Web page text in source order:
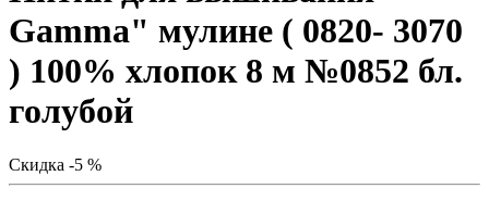
Gamma" мулине ( 0820- 3070
) 100% хлопок 8 м №0852 бл.
голубой
Скидка -5 %